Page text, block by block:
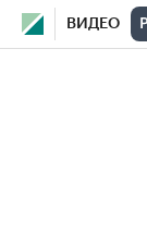
ВИДЕО